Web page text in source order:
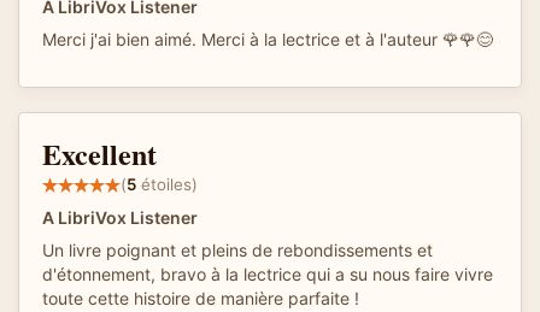
A LibriVox Listener
Merci j'ai bien aimé. Merci à la lectrice et à l'auteur 🌹🌹😊
Excellent
(5 étoiles)
A LibriVox Listener
Un livre poignant et pleins de rebondissements et
d'étonnement, bravo à la lectrice qui a su nous faire vivre
toute cette histoire de manière parfaite !